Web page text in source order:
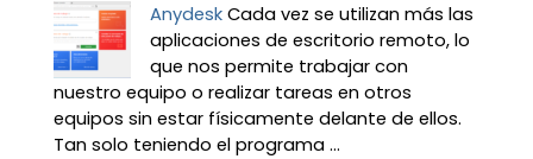
Anydesk Cada vez se utilizan más las
aplicaciones de escritorio remoto, lo
que nos permite trabajar con
nuestro equipo o realizar tareas en otros
equipos sin estar físicamente delante de ellos.
Tan solo teniendo el programa ...